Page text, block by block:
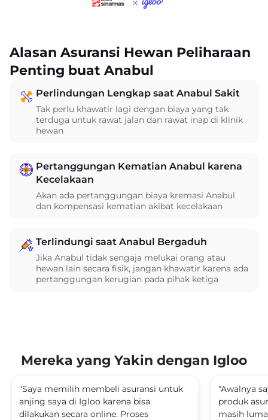
Alasan Asuransi Hewan Peliharaan
Penting buat Anabul
Perlindungan Lengkap saat Anabul Sakit
Tak perlu khawatir lagi dengan biaya yang tak
terduga untuk rawat jalan dan rawat inap di klinik
hewan
Pertanggungan Kematian Anabul karena
Kecelakaan
Akan ada pertanggungan biaya kremasi Anabul
dan kompensasi kematian akibat kecelakaan
Terlindungi saat Anabul Bergaduh
Jika Anabul tidak sengaja melukai orang atau
hewan lain secara fisik, jangan khawatir karena ada
pertanggungan kerugian pada pihak ketiga
Mereka yang Yakin dengan Igloo
"Saya memilih membeli asuransi untuk
anjing saya di Igloo karena bisa
dilakukan secara online. Proses
"Awalnya
produk
masih